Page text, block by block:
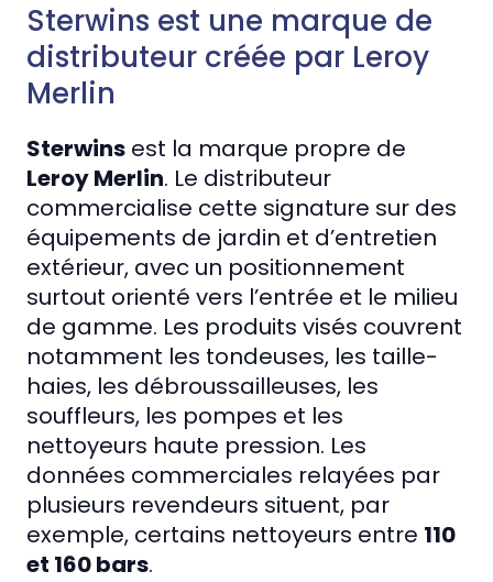
Sterwins est une marque de
distributeur créée par Leroy
Merlin
Sterwins est la marque propre de
Leroy Merlin. Le distributeur
commercialise cette signature sur des
équipements de jardin et d’entretien
extérieur, avec un positionnement
surtout orienté vers l’entrée et le milieu
de gamme. Les produits visés couvrent
notamment les tondeuses, les taille-
haies, les débroussailleuses, les
souffleurs, les pompes et les
nettoyeurs haute pression. Les
données commerciales relayées par
plusieurs revendeurs situent, par
exemple, certains nettoyeurs entre 110
et 160 bars.